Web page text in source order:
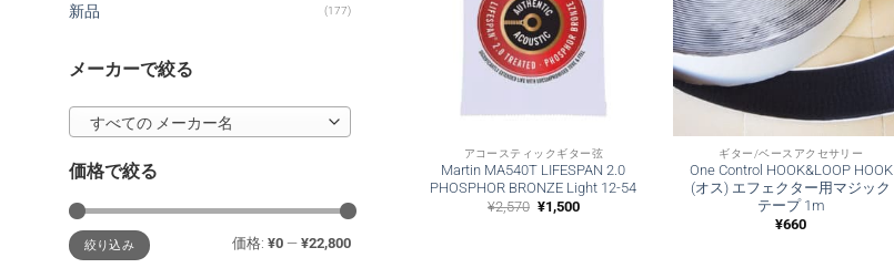
新品 (177)
メーカーで絞る
すべての メーカー名
価格で絞る
最
低
価
最
高
価
絞り込み 価格: ¥0— ¥22,800
アコースティックギター弦
Martin MA540T LIFESPAN 2.0
PHOSPHOR BRONZE Light 12-54
¥2,570 元
¥1,500現
ギター/ベースアクセサリー
One Control HOOK&LOOP HOOK
(オス) エフェクター用マジック
テープ 1m
¥660